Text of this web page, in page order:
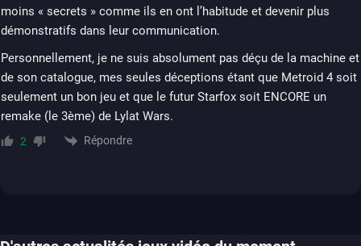
moins « secrets » comme ils en ont l’habitude et devenir plus
démonstratifs dans leur communication.
Personnellement, je ne suis absolument pas déçu de la machine et
de son catalogue, mes seules déceptions étant que Metroid 4 soit
seulement un bon jeu et que le futur Starfox soit ENCORE un
remake (le 3ème) de Lylat Wars.
2 Répondre